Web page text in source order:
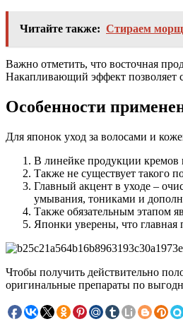
Читайте также: Стираем
Важно отметить, что восточная
Накапливающий эффект позволяет
Особенности
Для японок уход за волосами и
В линейке продукции кремов
Также не существует такого
Главный акцент в уходе –
умывания, тониками и
Также обязательным этапом
Японки уверены, что главная
Чтобы получить действительно
оригинальные препараты по